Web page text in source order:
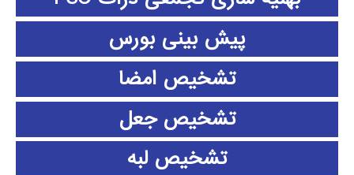
پیش بینی بورس
تشخیص امضا
تشخیص جعل
تشخیص لبه